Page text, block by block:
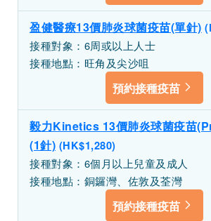
盈健醫療13價肺炎球菌疫苗(單針)
接種對象：6周或以上人士
接種地點：旺角及尖沙咀
預約接種疫苗
毅力Kinetics 13價肺炎球菌疫苗
(1針) (HK$1,280)
接種對象：6個月以上兒童及成人
接種地點：銅鑼灣、佐敦及荃灣
預約接種疫苗